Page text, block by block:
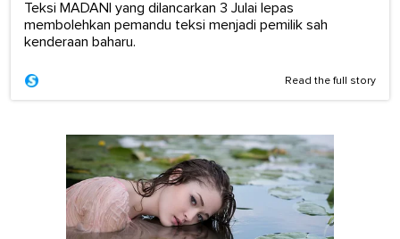
Teksi MADANI yang dilancarkan 3 Julai lepas
membolehkan pemandu teksi menjadi pemilik sah
kenderaan baharu.
Read the full story